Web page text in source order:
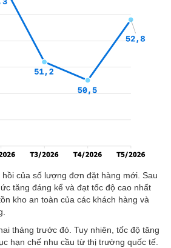
của số lượng đơn đặt hàng mới. Sau
tăng đáng kể và đạt tốc độ cao nhất
kho an toàn của các khách hàng và
tháng trước đó. Tuy nhiên, tốc độ tăng
hạn chế nhu cầu từ thị trường quốc tế.